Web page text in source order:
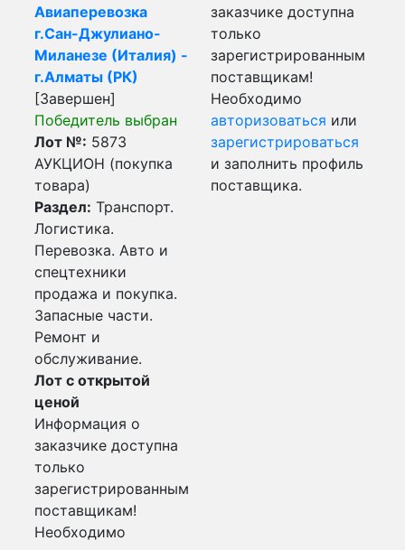
Авиаперевозка
г.Сан-Джулиано-
Миланезе (Италия) -
г.Алматы (РК)
[Завершен]
Победитель выбран
Лот №: 5873
АУКЦИОН (покупка
товара)
Раздел: Транспорт.
Логистика.
Перевозка. Авто и
спецтехники
продажа и покупка.
Запасные части.
Ремонт и
обслуживание.
Лот с открытой
ценой
Информация о
заказчике доступна
только
зарегистрированным
поставщикам!
Необходимо
заказчике доступна
только
зарегистрированным
поставщикам!
Необходимо
авторизоваться или
зарегистрироваться
и заполнить профиль
поставщика.